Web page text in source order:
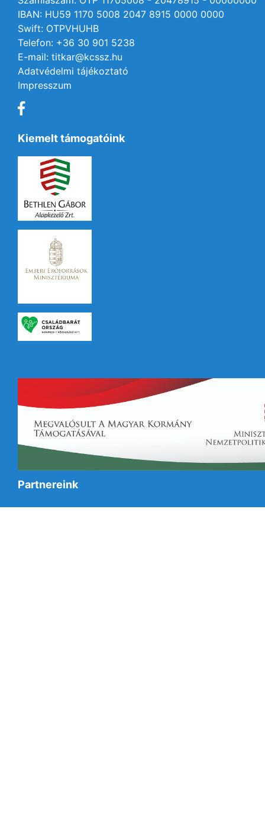
IBAN: HU59 1170 5008 2047 8915 0000 0000
Swift: OTPVHUHB
Telefon: +36 30 901 5238
E-mail: titkar@kcssz.hu
Adatvédelmi tájékoztató
Impresszum
Kiemelt támogatóink
Partnereink